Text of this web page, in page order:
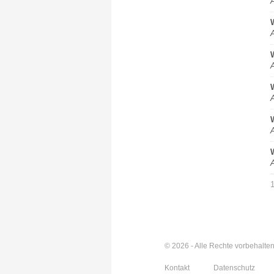
© 2026 - Alle Rechte vorbehalten
Kontakt Datenschutz